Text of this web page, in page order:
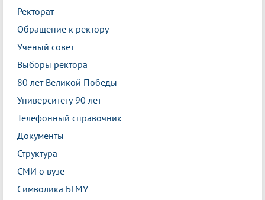
Ректорат
Обращение к ректору
Ученый совет
Выборы ректора
80 лет Великой Победы
Университету 90 лет
Телефонный справочник
Документы
Структура
СМИ о вузе
Символика БГМУ